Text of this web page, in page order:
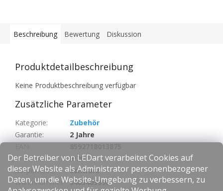
Der Betreiber von LEDart verarbeitet Cookies auf
dieser Website als Administrator personenbezogener
Daten, um die Website-Umgebung zu verbessern, zu
Beschreibung Bewertung Diskussion
Produktdetailbeschreibung
Keine Produktbeschreibung verfügbar
Zusätzliche Parameter
Kategorie:
Zubehör
Garantie:
2 Jahre
IP-Schutz:
IP20
Körperfarbe:
Schwarz
Warennummer: 9405403990